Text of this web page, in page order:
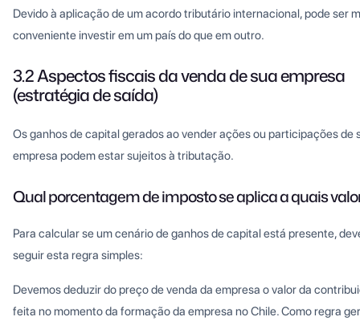
Devido à aplicação de um acordo tributário internacional, pode ser
conveniente investir em um país do que em outro.
3.2 Aspectos fiscais da venda de sua empresa
(estratégia de saída)
Os ganhos de capital gerados ao vender ações ou participações de
empresa podem estar sujeitos à tributação.
Qual porcentagem de imposto se aplica a quais
Para calcular se um cenário de ganhos de capital está presente,
seguir esta regra simples:
Devemos deduzir do preço de venda da empresa o valor da
feita no momento da formação da empresa no Chile. Como regra